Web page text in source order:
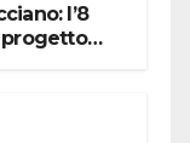
l’8
progetto